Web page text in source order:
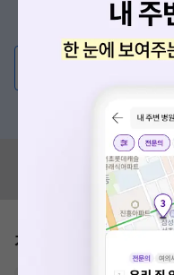
증상/치료,
의사가
💬 무엇이든 물어보세요
혹시 잘못된 병원정보
모두닥 팀에 알려주세요!
가격표